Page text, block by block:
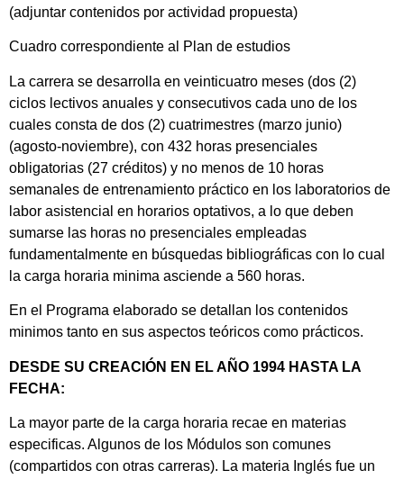
(adjuntar contenidos por actividad propuesta)
Cuadro correspondiente al Plan de estudios
La carrera se desarrolla en veinticuatro meses (dos (2)
ciclos lectivos anuales y consecutivos cada uno de los
cuales consta de dos (2) cuatrimestres (marzo junio)
(agosto-noviembre), con 432 horas presenciales
obligatorias (27 créditos) y no menos de 10 horas
semanales de entrenamiento práctico en los laboratorios de
labor asistencial en horarios optativos, a lo que deben
sumarse las horas no presenciales empleadas
fundamentalmente en búsquedas bibliográficas con lo cual
la carga horaria minima asciende a 560 horas.
En el Programa elaborado se detallan los contenidos
minimos tanto en sus aspectos teóricos como prácticos.
DESDE SU CREACIÓN EN EL AÑO 1994 HASTA LA
FECHA:
La mayor parte de la carga horaria recae en materias
especificas. Algunos de los Módulos son comunes
(compartidos con otras carreras). La materia Inglés fue un